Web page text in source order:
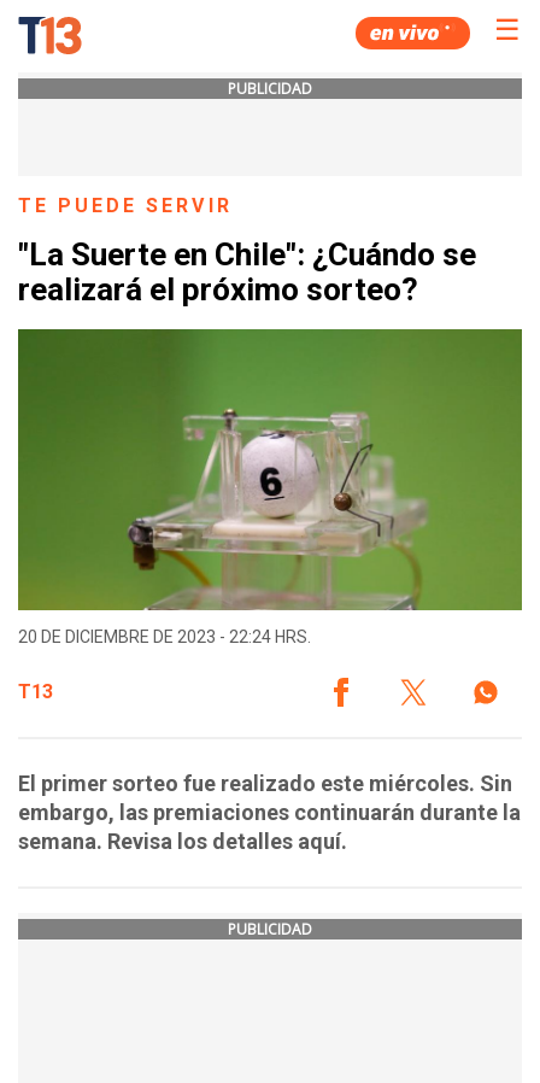
☰
PUBLICIDAD
TE PUEDE SERVIR
"La Suerte en Chile": ¿Cuándo se
realizará el próximo sorteo?
20 DE DICIEMBRE DE 2023 - 22:24 HRS.
T13
El primer sorteo fue realizado este miércoles. Sin
embargo, las premiaciones continuarán durante la
semana. Revisa los detalles aquí.
PUBLICIDAD